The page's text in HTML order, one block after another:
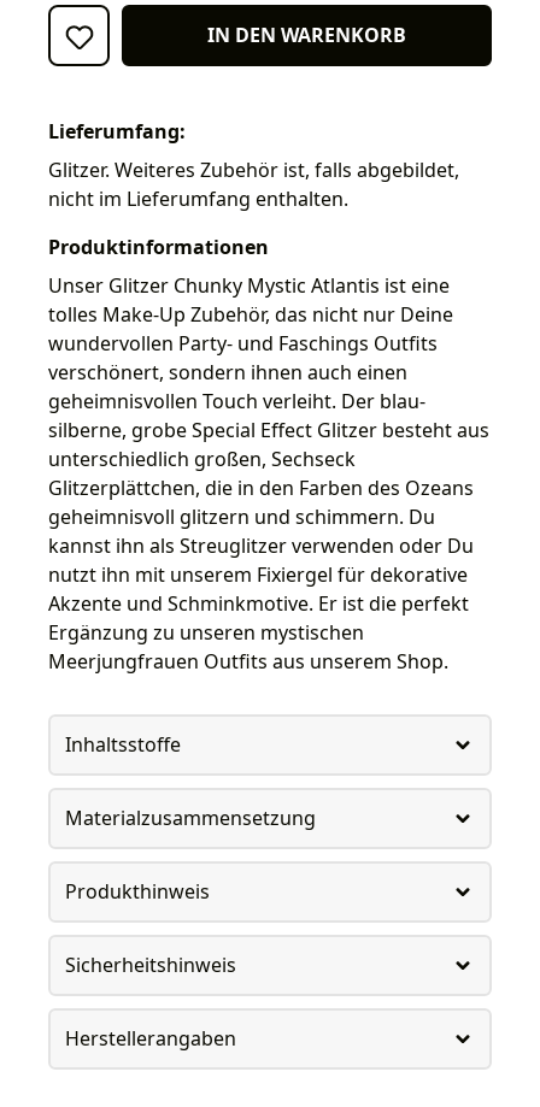
IN DEN WARENKORB
Lieferumfang:
Glitzer. Weiteres Zubehör ist, falls abgebildet,
nicht im Lieferumfang enthalten.
Produktinformationen
Unser Glitzer Chunky Mystic Atlantis ist eine
tolles Make-Up Zubehör, das nicht nur Deine
wundervollen Party- und Faschings Outfits
verschönert, sondern ihnen auch einen
geheimnisvollen Touch verleiht. Der blau-
silberne, grobe Special Effect Glitzer besteht aus
unterschiedlich großen, Sechseck
Glitzerplättchen, die in den Farben des Ozeans
geheimnisvoll glitzern und schimmern. Du
kannst ihn als Streuglitzer verwenden oder Du
nutzt ihn mit unserem Fixiergel für dekorative
Akzente und Schminkmotive. Er ist die perfekt
Ergänzung zu unseren mystischen
Meerjungfrauen Outfits aus unserem Shop.
Inhaltsstoffe
Materialzusammensetzung
Produkthinweis
Sicherheitshinweis
Herstellerangaben